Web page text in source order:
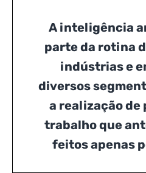
A inteligência
parte da rotina
indústrias e
diversos
a realização de
trabalho que
feitos apenas